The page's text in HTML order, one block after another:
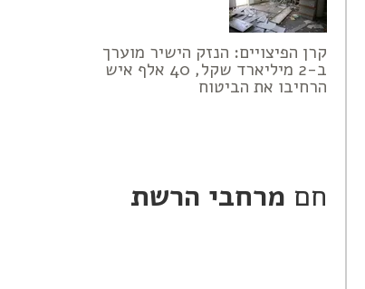
קרן הפיצויים: הנזק הישיר מוערך
ב-2 מיליארד שקל, 40 אלף איש
הרחיבו את הביטוח
חם מרחבי הרשת